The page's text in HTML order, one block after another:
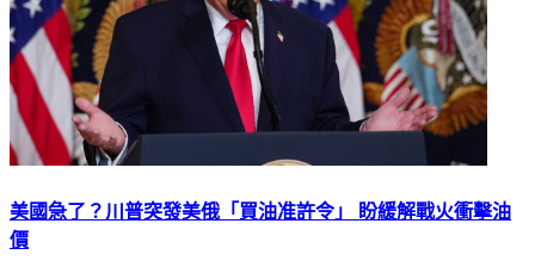
美國急了？川普突發美俄「買油准許令」 盼緩解戰火衝擊油
價